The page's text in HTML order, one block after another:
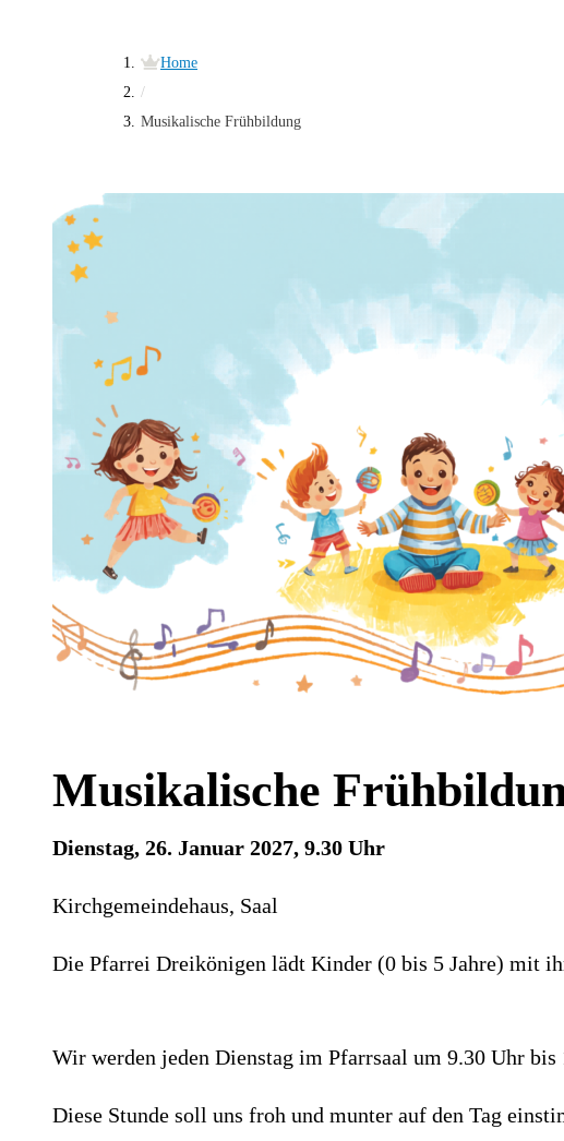
Home
/
Musikalische Frühbildung
Musikalische
Dienstag, 26. Januar 2027, 9.30 Uhr
Kirchgemeindehaus, Saal
Die Pfarrei Dreikönigen lädt Kinder (0 bis 5 Jahre) mit
Wir werden jeden Dienstag im Pfarrsaal um 9.30 Uhr
Diese Stunde soll uns froh und munter auf den Tag